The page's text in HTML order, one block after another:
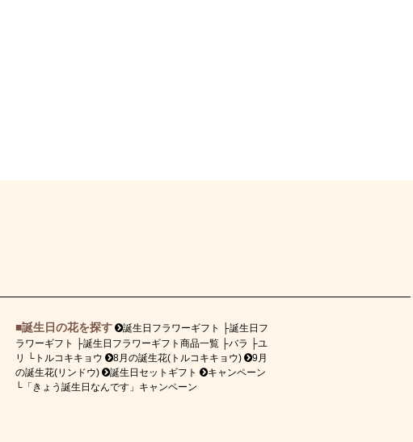
誕生日の花を探す 誕生日フラワーギフト
誕生日フ
ラワーギフト
誕生日フラワーギフト商品一覧 バラ
ユ
リ
トルコキキョウ 8月の誕生花(トルコキキョウ)
9月
の誕生花(リンドウ)
誕生日セットギフト
キャンペーン
「きょう誕生日なんです」キャンペーン